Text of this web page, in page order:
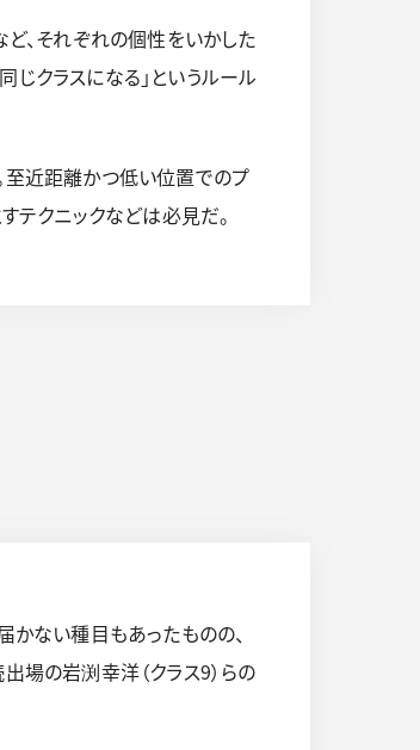
、それぞれの個性をいかした
クラスになる」というルール
至近距離かつ低い位置でのプ
テクニックなどは必見だ。
ない種目もあったものの、
場の岩渕幸洋（クラス9）らの